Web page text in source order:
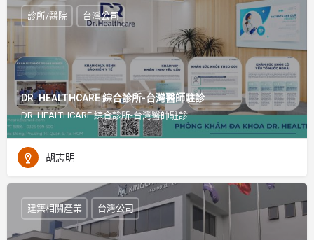
DR. HEALTHCARE 綜合診所-台灣醫師駐診
DR. HEALTHCARE 綜合診所-台灣醫師駐診
診所/醫院 台灣公司
胡志明
建築相關產業 台灣公司